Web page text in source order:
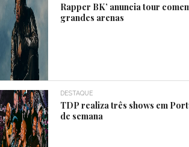
Rapper BK’ anuncia tour
grandes arenas
DESTAQUE
TDP realiza três shows em
de semana